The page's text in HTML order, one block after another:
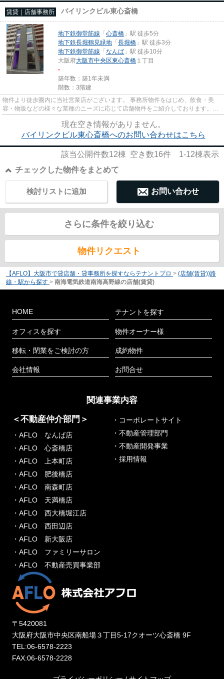
賃貸｜店舗事務所 バイリンクビル東心斎橋
地下鉄御堂筋線 「心斎橋 」駅 徒歩5分
地下鉄長堀鶴見緑地 「長堀橋 」駅 徒歩3分
地下鉄御堂筋線 「なんば 」駅 徒歩10分
大阪府大阪市中央区東心斎橋 １丁目
-
築年数：築1年未満
階数：3階建
物件より徒歩圏内に当社営業店がございます。 事務所物件をはじめ、飲食・美
容・物販などの様々な業種のニーズに応じて店舗物件をご紹介しております。
尚、弊社ではおとり広告は一切...
現在空き情報がありません。
バイリンクビル東心斎橋へのお問い合わせはこちら
該当公開件数12棟 空き数16件 1-12棟表示
チェックした物件をまとめて
お問い合わせ
検討リストに追加
さらに条件を絞り込む
物件リクエスト
【AFLO】大阪市で貸店舗・貸事務所を探すならテナントプロ > (店舗(賃貸))路
線・駅から探す > 南海電気鉄道南海高野線の店舗(賃貸)
HOME
オフィスを探す
移転・閉業をご検討の方
会社情報
テナントを探す
物件オーナー様
成約物件
お問合せ
関連事業内容
＜不動産仲介部門＞
・AFLO なんば店
・AFLO 心斎橋店
・AFLO 上本町店
・AFLO 肥後橋店
・AFLO 南森町店
・AFLO 天満橋店
・AFLO 西大橋堀江店
・AFLO 西田辺店
・AFLO 新大阪店
・AFLO ファミリーサロン
・AFLO 不動産売買事業部
・コーポレートサイト
・不動産管理部門
・不動産開発事業
・採用情報
〒5420081
大阪府大阪市中央区南船場３丁目5-17クオーツ心斎橋 9F
TEL:06-6578-2223
FAX:06-6578-2228